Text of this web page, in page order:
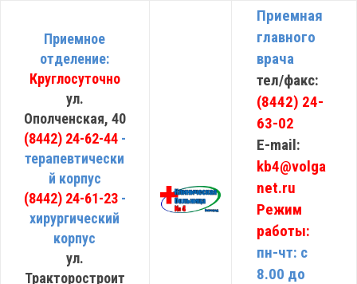
Приемное
отделение:
Круглосуточно
ул.
Ополченская, 40
(8442) 24-62-44 -
терапевтически
й корпус
(8442) 24-61-23 -
хирургический
корпус
ул.
Тракторостроит
Приемная
главного
врача
тел/факс:
(8442) 24-
63-02
E-mail:
kb4@volga
net.ru
Режим
работы:
пн-чт: с
8.00 до